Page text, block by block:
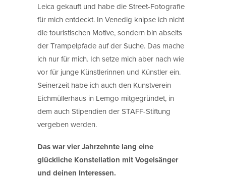
Leica gekauft und habe die Street-Fotografie
für mich entdeckt. In Venedig knipse ich nicht
die touristischen Motive, sondern bin abseits
der Trampelpfade auf der Suche. Das mache
ich nur für mich. Ich setze mich aber nach wie
vor für junge Künstlerinnen und Künstler ein.
Seinerzeit habe ich auch den Kunstverein
Eichmüllerhaus in Lemgo mitgegründet, in
dem auch Stipendien der STAFF-Stiftung
vergeben werden.
Das war vier Jahrzehnte lang eine
glückliche Konstellation mit Vogelsänger
und deinen Interessen.